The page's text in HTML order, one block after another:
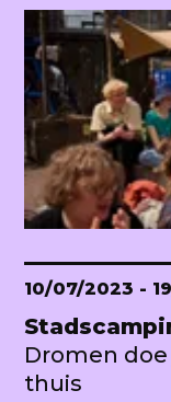
10/07/2023 -
Dromen
thuis